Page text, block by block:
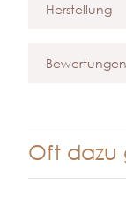
Herstellung
Bewertungen
Oft dazu